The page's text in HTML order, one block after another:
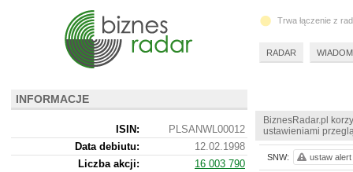
BiznesRadar.pl
ustawieniami
SNW: ustaw alert
INFORMACJE
ISIN:
PLSANWL00012
Data debiutu:
12.02.1998
Liczba akcji:
16 003 790
Trwa łączenie z
RADAR